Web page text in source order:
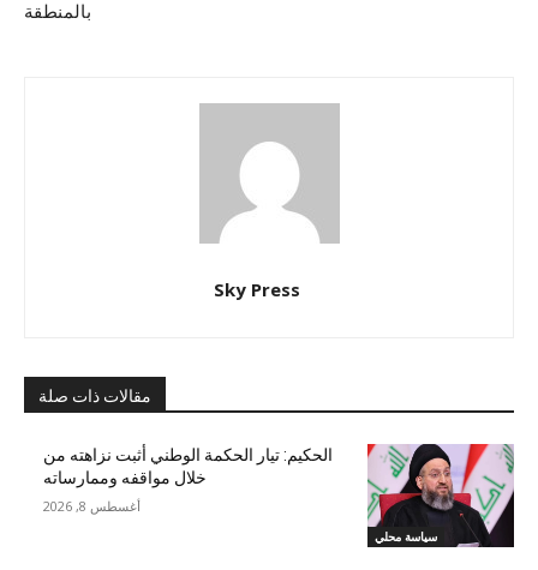
بالمنطقة
Sky Press
مقالات ذات صلة
سياسة محلي
الحكيم: تيار الحكمة الوطني أثبت نزاهته من
خلال مواقفه وممارساته
أغسطس 8, 2026